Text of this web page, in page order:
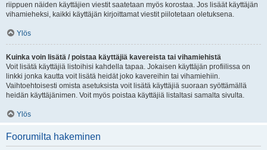
riippuen näiden käyttäjien viestit saatetaan myös korostaa. Jos lisäät käyttäjän
vihamieheksi, kaikki käyttäjän kirjoittamat viestit piilotetaan oletuksena.
Ylös
Kuinka voin lisätä / poistaa käyttäjiä kavereista tai vihamiehistä
Voit lisätä käyttäjiä listoihisi kahdella tapaa. Jokaisen käyttäjän profiilissa on
linkki jonka kautta voit lisätä heidät joko kavereihin tai vihamiehiin.
Vaihtoehtoisesti omista asetuksista voit lisätä käyttäjiä suoraan syöttämällä
heidän käyttäjänimen. Voit myös poistaa käyttäjiä listaltasi samalta sivulta.
Ylös
Foorumilta hakeminen